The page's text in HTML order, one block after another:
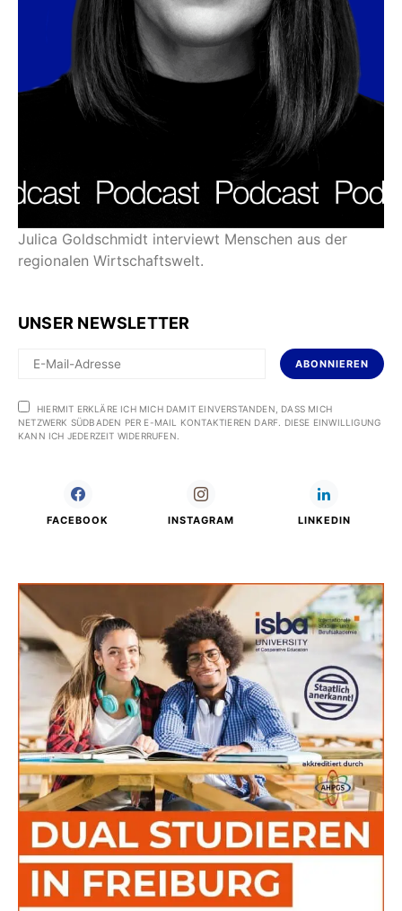
Julica Goldschmidt interviewt Menschen aus der
regionalen Wirtschaftswelt.
UNSER NEWSLETTER
ABONNIEREN
HIERMIT ERKLÄRE ICH MICH DAMIT EINVERSTANDEN, DASS MICH
NETZWERK SÜDBADEN PER E-MAIL KONTAKTIEREN DARF. DIESE EINWILLIGUNG
KANN ICH JEDERZEIT WIDERRUFEN.
FACEBOOK INSTAGRAM LINKEDIN